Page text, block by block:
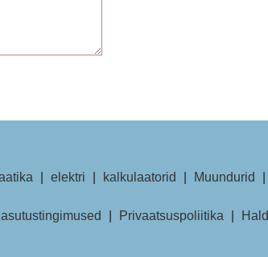
elektri kalkulaatorid Muundurid
Privaatsuspoliitika